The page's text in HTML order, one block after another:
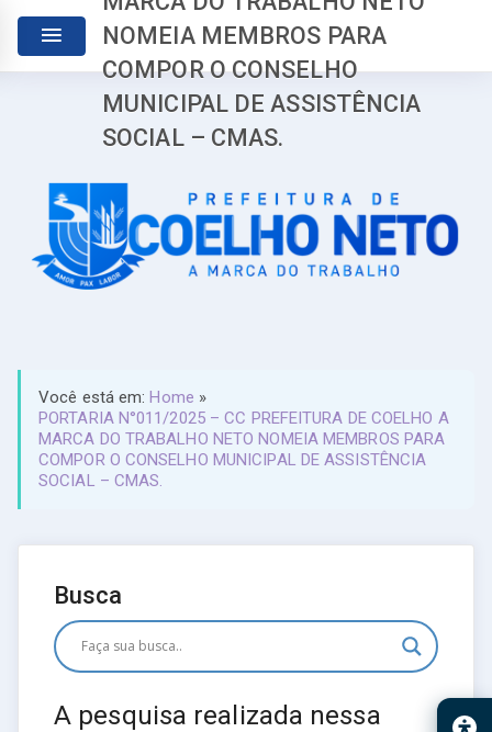
NOMEIA MEMBROS PARA
COMPOR O CONSELHO
MUNICIPAL DE ASSISTÊNCIA
SOCIAL – CMAS.
Você está em:Home »
PORTARIA N°011/2025 – СС PREFEITURA DE COELHO A
MARCA DO TRABALHO NETO NOMEIA MEMBROS PARA
COMPOR O CONSELHO MUNICIPAL DE ASSISTÊNCIA
SOCIAL – CMAS.
Busca
A pesquisa realizada nessa